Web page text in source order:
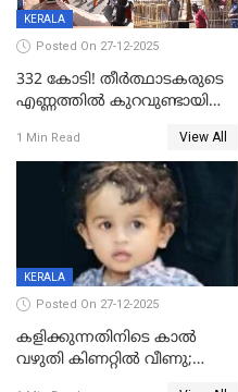
KERALA
Posted On 27-12-2025
332 കോടി! തീർത്ഥാടകരുടെ
എണ്ണത്തിൽ കുറവുണ്ടായിട്ടും
കുതിച്ചുയരുന്നു
1 Min Read View All
KERALA
Posted On 27-12-2025
കളിക്കുന്നതിനിടെ കാൽ
വഴുതി കിണറ്റിൽ വീണു;